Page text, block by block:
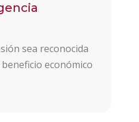
sea reconocida
económico